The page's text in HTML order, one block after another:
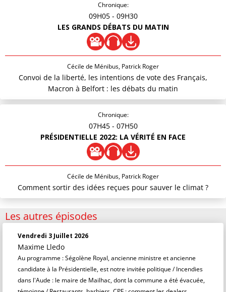
Chronique:
09H05 - 09H30
LES GRANDS DÉBATS DU MATIN
Cécile de Ménibus, Patrick Roger
Convoi de la liberté, les intentions de vote des Français,
Macron à Belfort : les débats du matin
Chronique:
07H45 - 07H50
PRÉSIDENTIELLE 2022: LA VÉRITÉ EN FACE
Cécile de Ménibus, Patrick Roger
Comment sortir des idées reçues pour sauver le climat ?
Les autres épisodes
Vendredi 3 Juillet 2026
Maxime Lledo
Au programme : Ségolène Royal, ancienne ministre et ancienne
candidate à la Présidentielle, est notre invitée politique / Incendies
dans l'Aude : le maire de Mailhac, dont la commune a été évacuée,